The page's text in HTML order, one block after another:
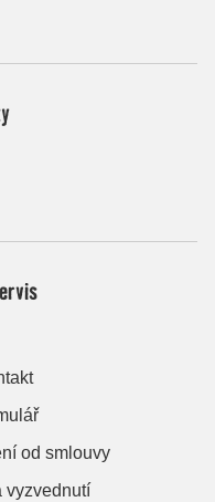
od smlouvy
vyzvednutí